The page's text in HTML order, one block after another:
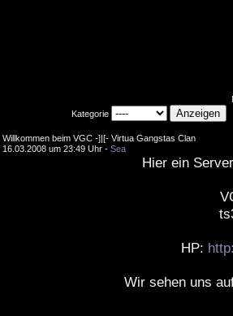
Kategorie
Willkommen beim VGC -]|[- Virtua Gangstas Clan
16.03.2008 um 23:49 Uhr - Sea
Hier ein
HP:
Wir sehen uns